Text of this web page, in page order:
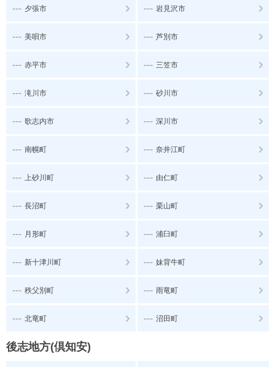
--- 夕張市 --- 岩見沢市
--- 美唄市 --- 芦別市
--- 赤平市 --- 三笠市
--- 滝川市 --- 砂川市
--- 歌志内市 --- 深川市
--- 南幌町 --- 奈井江町
--- 上砂川町 --- 由仁町
--- 長沼町 --- 栗山町
--- 月形町 --- 浦臼町
--- 新十津川町 --- 妹背牛町
--- 秩父別町 --- 雨竜町
--- 北竜町 --- 沼田町
後志地方(倶知安)